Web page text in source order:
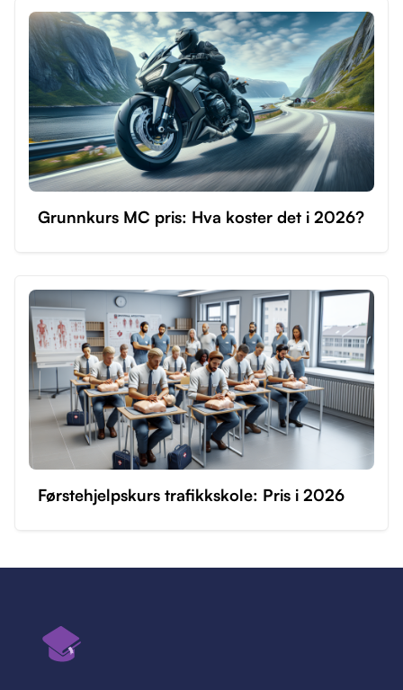
Grunnkurs MC pris: Hva koster det i 2026?
Førstehjelpskurs trafikkskole: Pris i 2026